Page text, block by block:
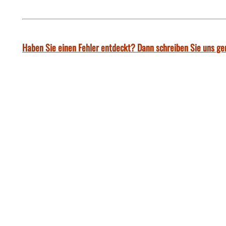
Haben Sie einen Fehler entdeckt? Dann schreiben Sie uns